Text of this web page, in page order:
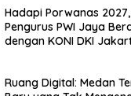
Hadapi Porwanas 2027,
Pengurus PWI Jaya
dengan KONI DKI
Ruang Digital: Medan